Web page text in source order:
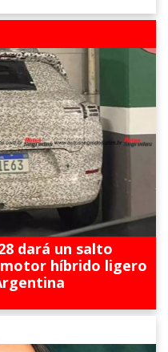
dará un salto
híbrido ligero